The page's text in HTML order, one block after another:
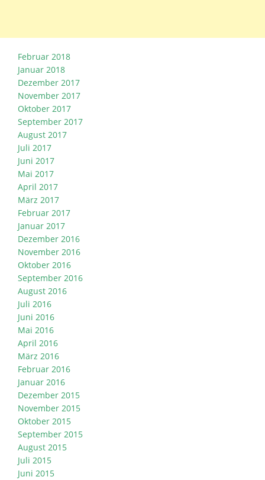
Februar 2018
Januar 2018
Dezember 2017
November 2017
Oktober 2017
September 2017
August 2017
Juli 2017
Juni 2017
Mai 2017
April 2017
März 2017
Februar 2017
Januar 2017
Dezember 2016
November 2016
Oktober 2016
September 2016
August 2016
Juli 2016
Juni 2016
Mai 2016
April 2016
März 2016
Februar 2016
Januar 2016
Dezember 2015
November 2015
Oktober 2015
September 2015
August 2015
Juli 2015
Juni 2015